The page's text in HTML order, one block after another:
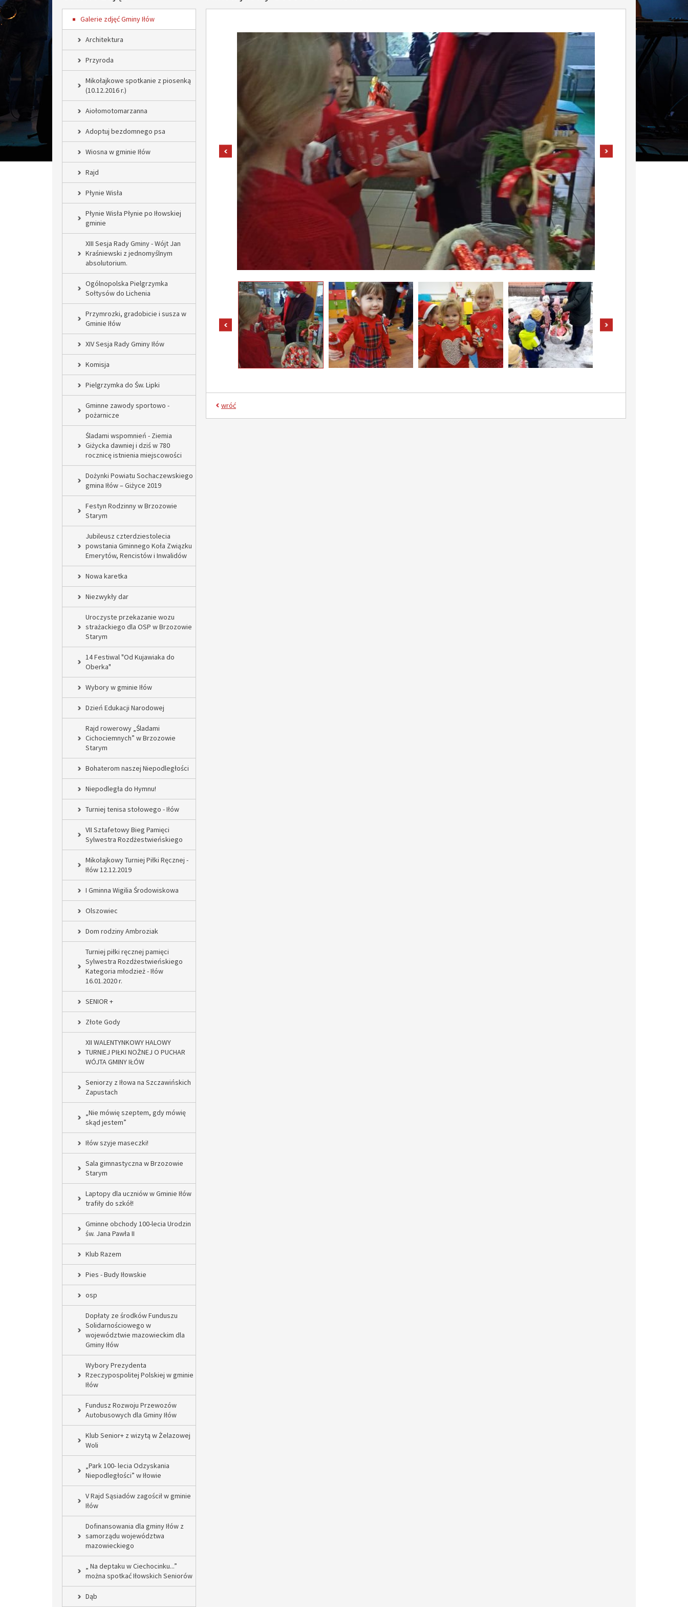
Galerie zdjęć Gminy Iłów
Architektura
Przyroda
Mikołajkowe spotkanie z piosenką
(10.12.2016 r.)
Aiołomotomarzanna
Adoptuj bezdomnego psa
Wiosna w gminie Iłów
Rajd
Płynie Wisła
Płynie Wisła Płynie po Iłowskiej
gminie
XIII Sesja Rady Gminy - Wójt Jan
Kraśniewski z jednomyślnym
absolutorium.
Ogólnopolska Pielgrzymka
Sołtysów do Lichenia
Przymrozki, gradobicie i susza w
Gminie Iłów
XIV Sesja Rady Gminy Iłów
Komisja
Pielgrzymka do Św. Lipki
Gminne zawody sportowo -
pożarnicze
Śladami wspomnień - Ziemia
Giżycka dawniej i dziś w 780
rocznicę istnienia miejscowości
Dożynki Powiatu Sochaczewskiego
gmina Iłów – Giżyce 2019
Festyn Rodzinny w Brzozowie
Starym
Jubileusz czterdziestolecia
powstania Gminnego Koła Związku
Emerytów, Rencistów i Inwalidów
Nowa karetka
Niezwykły dar
Uroczyste przekazanie wozu
strażackiego dla OSP w Brzozowie
Starym
14 Festiwal "Od Kujawiaka do
Oberka"
Wybory w gminie Iłów
Dzień Edukacji Narodowej
Rajd rowerowy „Śladami
Cichociemnych” w Brzozowie
Starym
Bohaterom naszej Niepodległości
Niepodległa do Hymnu!
Turniej tenisa stołowego - Iłów
VII Sztafetowy Bieg Pamięci
Sylwestra Rozdżestwieńskiego
Mikołajkowy Turniej Piłki Ręcznej -
Iłów 12.12.2019
I Gminna Wigilia Środowiskowa
Olszowiec
Dom rodziny Ambroziak
Turniej piłki ręcznej pamięci
Sylwestra Rozdżestwieńskiego
Kategoria młodzież - Iłów
16.01.2020 r.
SENIOR +
Złote Gody
XII WALENTYNKOWY HALOWY
TURNIEJ PIŁKI NOŻNEJ O PUCHAR
WÓJTA GMINY IŁÓW
Seniorzy z Iłowa na Szczawińskich
Zapustach
„Nie mówię szeptem, gdy mówię
skąd jestem”
Iłów szyje maseczki!
Sala gimnastyczna w Brzozowie
Starym
Laptopy dla uczniów w Gminie Iłów
trafiły do szkół!
Gminne obchody 100-lecia Urodzin
św. Jana Pawła II
Klub Razem
Pies - Budy Iłowskie
osp
Dopłaty ze środków Funduszu
Solidarnościowego w
województwie mazowieckim dla
Gminy Iłów
Wybory Prezydenta
Rzeczypospolitej Polskiej w gminie
Iłów
Fundusz Rozwoju Przewozów
Autobusowych dla Gminy Iłów
Klub Senior+ z wizytą w Żelazowej
Woli
„Park 100- lecia Odzyskania
Niepodległości” w Iłowie
V Rajd Sąsiadów zagościł w gminie
Iłów
Dofinansowania dla gminy Iłów z
samorządu województwa
mazowieckiego
„ Na deptaku w Ciechocinku...”
można spotkać Iłowskich Seniorów
Dąb
pokaż poprzednie zdjęcie pokaż następne zdjęcie
pokaż poprzednie zdjęcia
wróć